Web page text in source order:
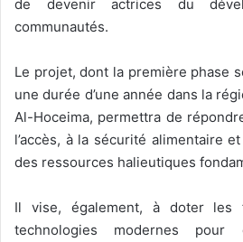
de devenir actrices du
communautés.
Le projet, dont la première phase
une durée d’une année dans la
Al-Hoceima, permettra de
l’accès, à la sécurité alimentaire
des ressources halieutiques
Il vise, également, à doter les
technologies modernes pour